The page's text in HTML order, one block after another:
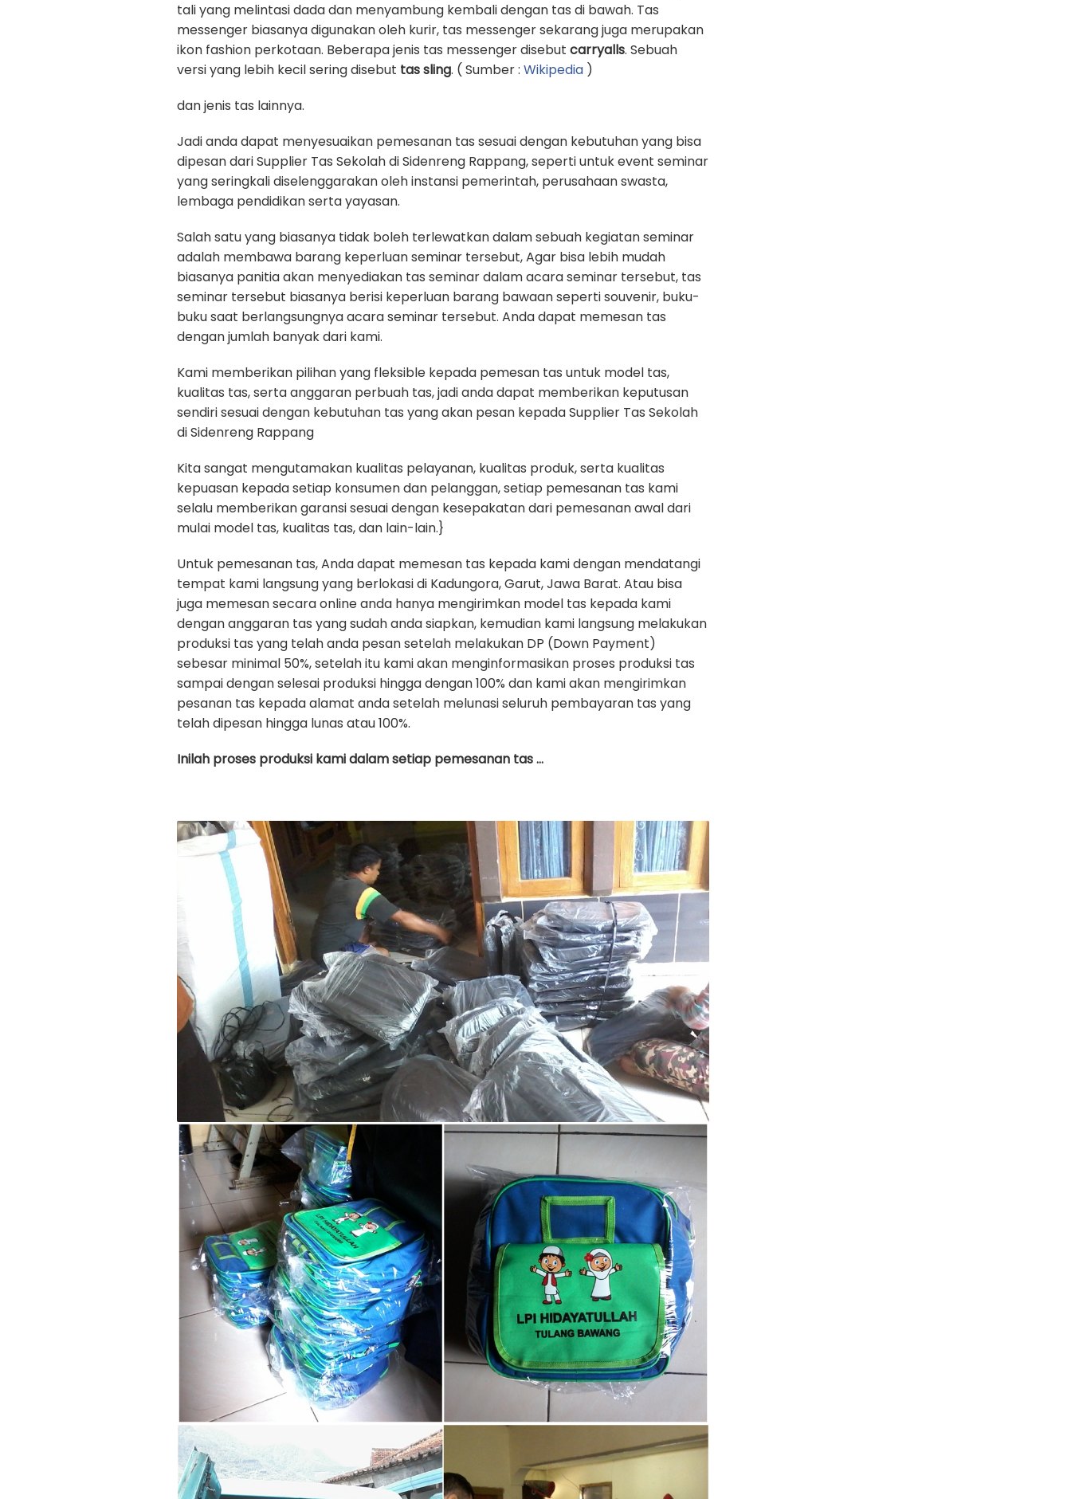
tali yang melintasi dada dan menyambung kembali dengan tas di bawah. Tas
messenger biasanya digunakan oleh kurir, tas messenger sekarang juga merupakan
ikon fashion perkotaan. Beberapa jenis tas messenger disebut carryalls. Sebuah
versi yang lebih kecil sering disebut tas sling. ( Sumber : Wikipedia )
dan jenis tas lainnya.
Jadi anda dapat menyesuaikan pemesanan tas sesuai dengan kebutuhan yang bisa
dipesan dari Supplier Tas Sekolah di Sidenreng Rappang, seperti untuk event seminar
yang seringkali diselenggarakan oleh instansi pemerintah, perusahaan swasta,
lembaga pendidikan serta yayasan.
Salah satu yang biasanya tidak boleh terlewatkan dalam sebuah kegiatan seminar
adalah membawa barang keperluan seminar tersebut, Agar bisa lebih mudah
biasanya panitia akan menyediakan tas seminar dalam acara seminar tersebut, tas
seminar tersebut biasanya berisi keperluan barang bawaan seperti souvenir, buku-
buku saat berlangsungnya acara seminar tersebut. Anda dapat memesan tas
dengan jumlah banyak dari kami.
Kami memberikan pilihan yang fleksible kepada pemesan tas untuk model tas,
kualitas tas, serta anggaran perbuah tas, jadi anda dapat memberikan keputusan
sendiri sesuai dengan kebutuhan tas yang akan pesan kepada Supplier Tas Sekolah
di Sidenreng Rappang
Kita sangat mengutamakan kualitas pelayanan, kualitas produk, serta kualitas
kepuasan kepada setiap konsumen dan pelanggan, setiap pemesanan tas kami
selalu memberikan garansi sesuai dengan kesepakatan dari pemesanan awal dari
mulai model tas, kualitas tas, dan lain-lain.}
Untuk pemesanan tas, Anda dapat memesan tas kepada kami dengan mendatangi
tempat kami langsung yang berlokasi di Kadungora, Garut, Jawa Barat. Atau bisa
juga memesan secara online anda hanya mengirimkan model tas kepada kami
dengan anggaran tas yang sudah anda siapkan, kemudian kami langsung melakukan
produksi tas yang telah anda pesan setelah melakukan DP (Down Payment)
sebesar minimal 50%, setelah itu kami akan menginformasikan proses produksi tas
sampai dengan selesai produksi hingga dengan 100% dan kami akan mengirimkan
pesanan tas kepada alamat anda setelah melunasi seluruh pembayaran tas yang
telah dipesan hingga lunas atau 100%.
Inilah proses produksi kami dalam setiap pemesanan tas …